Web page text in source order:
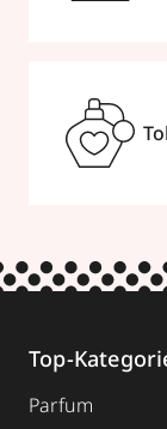
Top-
Parfum